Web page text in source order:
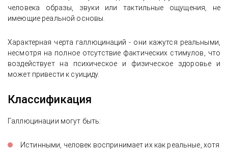
человека образы, звуки или тактильные ощущения, не
имеющие реальной основы.
Характерная черта галлюцинаций - они кажутся реальными,
несмотря на полное отсутствие фактических стимулов, что
воздействует на психическое и физическое здоровье и
может привести к суициду.
Классификация
Галлюцинации могут быть:
Истинными, человек воспринимает их как реальные, хотя